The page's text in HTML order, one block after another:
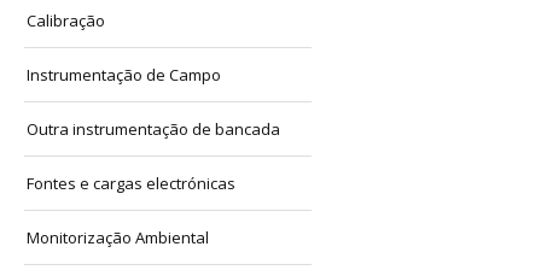
Calibração
Instrumentação de Campo
Outra instrumentação de bancada
Fontes e cargas electrónicas
Monitorização Ambiental